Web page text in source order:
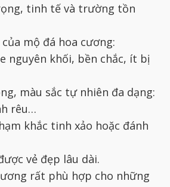
tinh tế và trường tồn
mộ đá hoa cương:
nguyên khối, bền chắc, ít bị
màu sắc tự nhiên đa dạng:
rêu…
khắc tinh xảo hoặc đánh
vẻ đẹp lâu dài.
rất phù hợp cho những